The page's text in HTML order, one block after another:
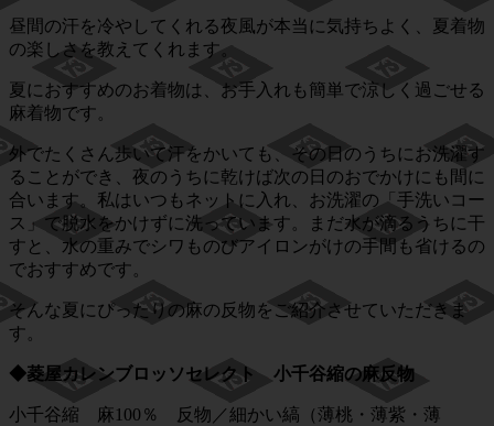
昼間の汗を冷やしてくれる夜風が本当に気持ちよく、夏着物
の楽しさを教えてくれます。
夏におすすめのお着物は、お手入れも簡単で涼しく過ごせる
麻着物です。
外でたくさん歩いて汗をかいても、その日のうちにお洗濯す
ることができ、夜のうちに乾けば次の日のおでかけにも間に
合います。私はいつもネットに入れ、お洗濯の「手洗いコー
ス」で脱水をかけずに洗っています。まだ水が滴るうちに干
すと、水の重みでシワものびアイロンがけの手間も省けるの
でおすすめです。
そんな夏にぴったりの麻の反物をご紹介させていただきま
す。
◆菱屋カレンブロッソセレクト 小千谷縮の麻反物
小千谷縮 麻100％ 反物／細かい縞（薄桃・薄紫・薄